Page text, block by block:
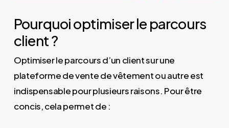
Pourquoi optimiser le parcours
client ?
Optimiser le parcours d’un client sur une
plateforme de vente de vêtement ou autre est
indispensable pour plusieurs raisons. Pour être
concis, cela permet de :